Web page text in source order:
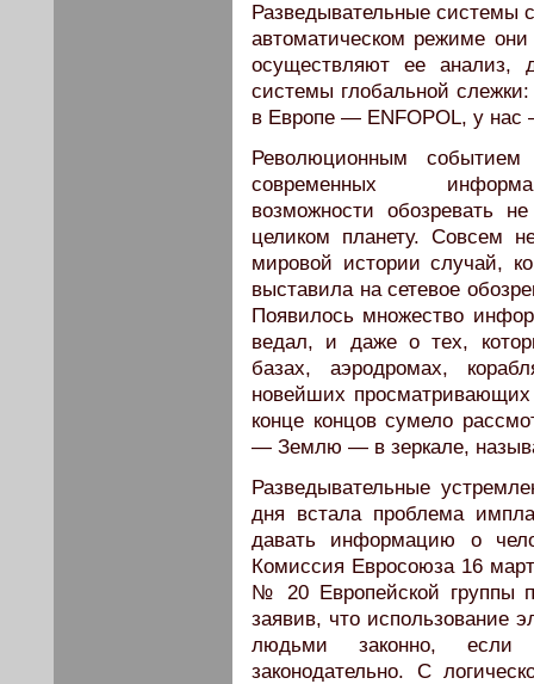
Разведывательные системы
автоматическом режиме
осуществляют ее анализ,
системы глобальной
в Европе — ENFOPOL, у нас
Революционным
современных
возможности обозревать
целиком планету. Совсем
мировой истории случай,
выставила на сетевое
Появилось множество
ведал, и даже о тех,
базах, аэродромах,
новейших просматривающих
конце концов сумело
— Землю — в зеркале,
Разведывательные
дня встала проблема
давать информацию о
Комиссия Евросоюза 16
№ 20 Европейской группы
заявив, что использование
людьми законно, если
законодательно. С